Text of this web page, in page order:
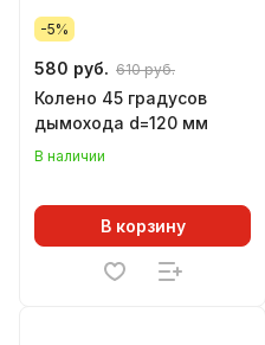
-5%
580 руб. 610 руб.
Колено 45 градусов
дымохода d=120 мм
В наличии
В корзину